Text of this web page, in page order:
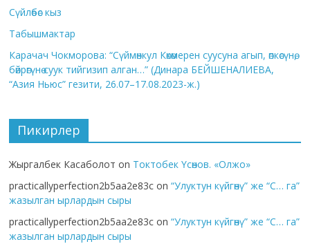
Сүйлөбөс кыз
Табышмактар
Карачач Чокморова: “Сүймөнкул Көкөмерен суусуна агып, өпкөсүнө,
бөйрөгүнө суук тийгизип алган…” (Динара БЕЙШЕНАЛИЕВА,
“Азия Ньюс” гезити, 26.07–17.08.2023-ж.)
Пикирлер
Жыргалбек Касаболот on Токтобек Үсөнов. «Олжо»
practicallyperfection2b5aa2e83c on“Улуктун күйгөнү” же “С… га”
жазылган ырлардын сыры
practicallyperfection2b5aa2e83c on“Улуктун күйгөнү” же “С… га”
жазылган ырлардын сыры